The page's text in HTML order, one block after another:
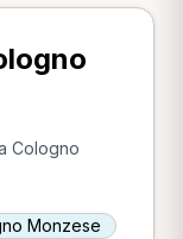
Cologno
Monzese